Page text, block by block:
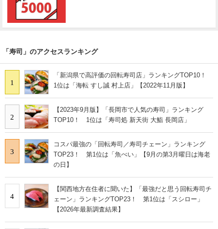
「寿司」のアクセスランキング
1
「新潟県で高評価の回転寿司店」ランキングTOP10！
1位は「海転 すし誠 村上店」【2022年11月版】
2
【2023年9月版】「長岡市で人気の寿司」ランキング
TOP10！ 1位は「寿司処 新天街 大鮨 長岡店」
3
コスパ最強の「回転寿司／寿司チェーン」ランキング
TOP23！ 第1位は「魚べい」【9月の第3月曜日は海老
の日】
4
【関西地方在住者に聞いた】「最強だと思う回転寿司チ
ェーン」ランキングTOP23！ 第1位は「スシロー」
【2026年最新調査結果】